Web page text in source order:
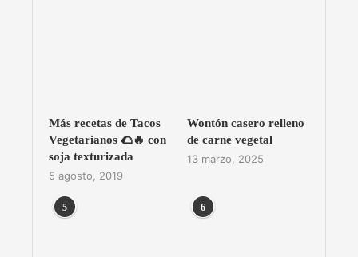
Más recetas de Tacos
Vegetarianos 🌮🔥 con
soja texturizada
5 agosto, 2019
Wontón casero relleno
de carne vegetal
13 marzo, 2025
5 6